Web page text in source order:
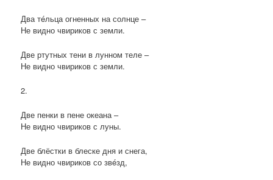
Два тéльца огненных на солнце –
Не видно чвириков с земли.
Две ртутных тени в лунном теле –
Не видно чвириков с земли.
2.
Две пенки в пене океана –
Не видно чвириков с луны.
Две блёстки в блеске дня и снега,
Не видно чвириков со звéзд,